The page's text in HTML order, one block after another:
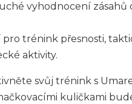
vyhodnocení zásahů
trénink přesnosti,
aktivity.
svůj trénink s
kuličkami